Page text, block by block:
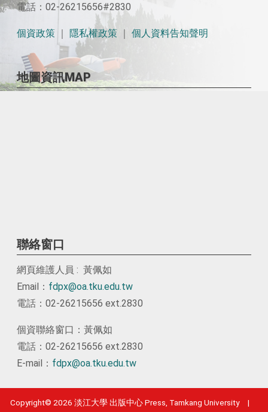
電話：02-26215656#2830
個資政策 ｜ 隱私權政策 ｜ 個人資料告知聲明
地圖資訊MAP
聯絡窗口
網頁維護人員 : 黃佩如
Email： fdpx@oa.tku.edu.tw
電話：02-26215656 ext.2830
個資聯絡窗口：黃佩如
電話：02-26215656 ext.2830
E-mail： fdpx@oa.tku.edu.tw
Copyright© 2026 淡江大學 出版中心 Press, Tamkang University |